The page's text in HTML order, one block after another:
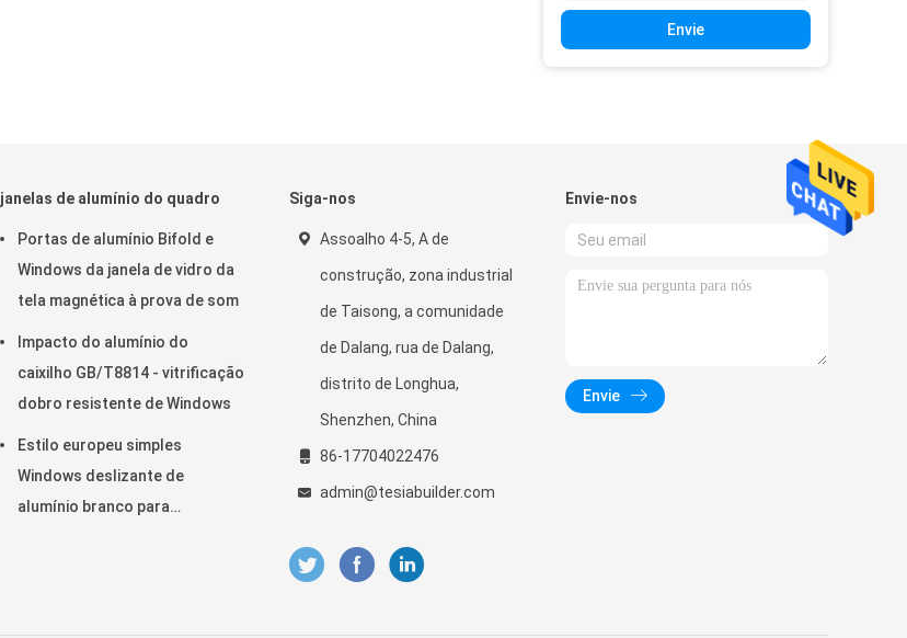
Envie
janelas de alumínio do quadro
Portas de alumínio Bifold e
Windows da janela de vidro da
tela magnética à prova de som
Impacto do alumínio do
caixilho GB/T8814 - vitrificação
dobro resistente de Windows
Estilo europeu simples
Windows deslizante de
alumínio branco para
Siga-nos
Assoalho 4-5, A de
construção, zona industrial
de Taisong, a comunidade
de Dalang, rua de Dalang,
distrito de Longhua,
Shenzhen, China
86-17704022476
admin@tesiabuilder.com
Envie-nos
Envie